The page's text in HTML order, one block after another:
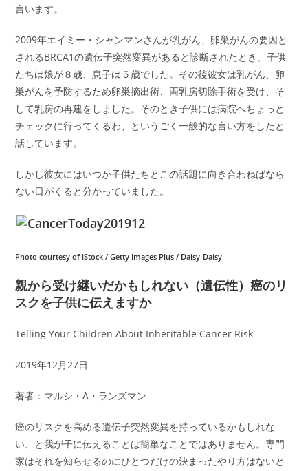
言います。
2009年エイミー・シャンマンさんが乳がん、卵巣がんの要因と
されるBRCA1の遺伝子突然変異があると診断されたとき、子供
たちは娘が８歳、息子は５歳でした。その後彼女は乳がん、卵
巣がんを予防するため卵巣摘出術、両乳房切除手術を受け、そ
して乳房の再建をしました。そのとき子供には病院へちょっと
チェックに行ってくるわ、というごく一般的な言い方をしたと
話しています。
しかし彼女にはいつか子供たちとこの話題に向き合わねばなら
ない日がくると分かっていました。
Photo courtesy of iStock / Getty Images Plus / Daisy-Daisy
親から受け継いだかもしれない（遺伝性）癌のリ
スクを子供に伝えますか
Telling Your Children About Inheritable Cancer Risk
2019年12月27日
著者：マルシ・A・ランズマン
癌のリスクを高める遺伝子突然変異を持っているかもしれな
い、と我が子に伝えることは簡単なことではありません。専門
家はそれを知らせるのにひとつだけの決まったやり方はないと